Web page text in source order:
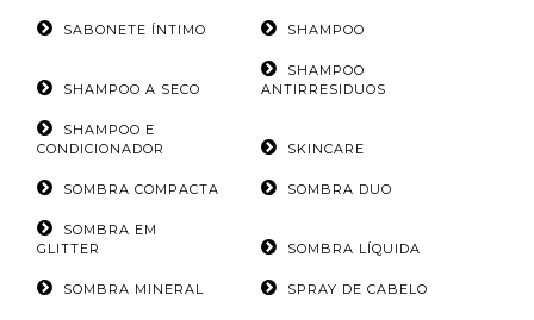
SABONETE ÍNTIMO SHAMPOO
SHAMPOO A SECO
SHAMPOO
ANTIRRESIDUOS
SHAMPOO E
CONDICIONADOR
SKINCARE
SOMBRA COMPACTA SOMBRA DUO
SOMBRA EM
GLITTER
SOMBRA LÍQUIDA
SOMBRA MINERAL SPRAY DE CABELO